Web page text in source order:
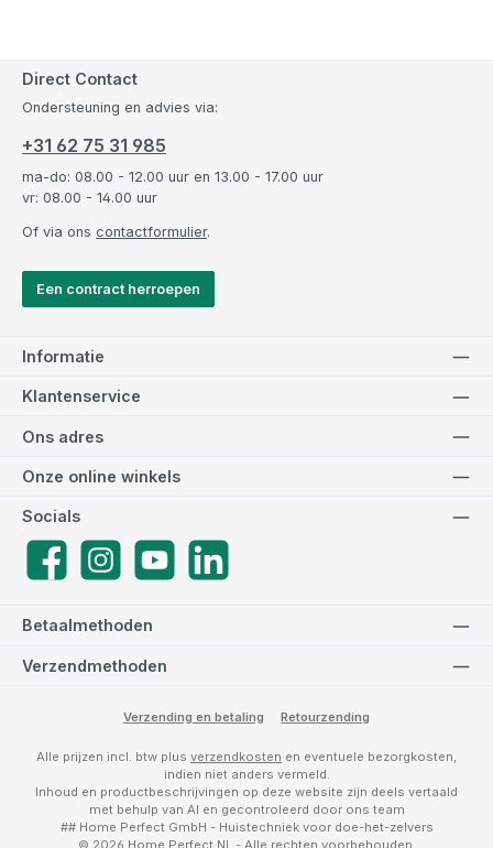
Direct Contact
Ondersteuning en advies via:
+31 62 75 31 985
ma-do: 08.00 - 12.00 uur en 13.00 - 17.00 uur
vr: 08.00 - 14.00 uur
Of via ons contactformulier.
Een contract herroepen
Informatie
Klantenservice
Betaalmethoden
Verzendmethoden
Ons adres
Socials
FacebookInstagramYouTube
Onze online winkels
Verzending en betaling Retourzending
Alle prijzen incl. btw plus verzendkosten en eventuele bezorgkosten,
indien niet anders vermeld.
Inhoud en productbeschrijvingen op deze website zijn deels vertaald
met behulp van AI en gecontroleerd door ons team
## Home Perfect GmbH - Huistechniek voor doe-het-zelvers
© 2026 Home Perfect NL - Alle rechten voorbehouden.